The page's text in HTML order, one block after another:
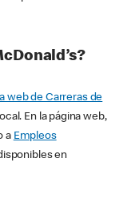
web de Carreras de
En la página web,
a Empleos
en